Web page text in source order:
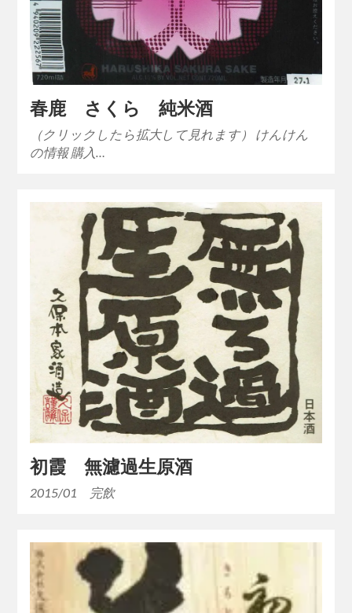
春鹿 さくら 純米酒
（クリックしたら拡大して見れます） けんけん
の情報 購入…
初霞 無濾過生原酒
2015/01 完飲